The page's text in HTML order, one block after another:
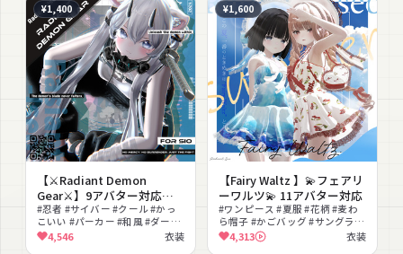
¥1,400
【⚔Radiant Demon
Gear⚔】9アバター対応
Radiant-iseo
#忍者 #サイバー #クール #かっ
こいい #パーカー #和風 #ダーク
#セットアップ #MA対応 #武器
4,546 衣装
¥1,600
【Fairy Waltz 】💫フェアリ
ーワルツ💫 11アバター対応
#ワンピース #夏服 #花柄 #麦わ
ら帽子 #かごバッグ #サングラス
#ナチュラル #ガーリー #かわい
い #マリン
4,313 衣装